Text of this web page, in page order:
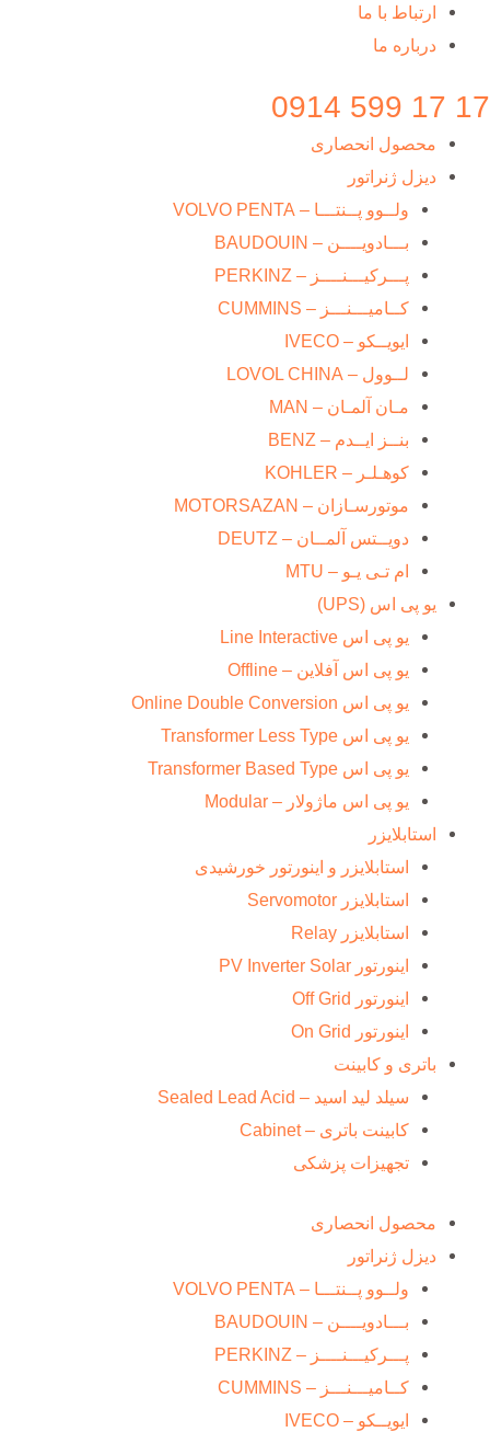
ارتباط با ما
درباره ما
17 17 599 0914
محصول انحصاری
دیزل ژنراتور
ولــوو پــنتـــا – VOLVO PENTA
بـــادویــــن – BAUDOUIN
پـــرکیـــنــــز – PERKINZ
کــامیـــنـــز – CUMMINS
ایویــکو – IVECO
لــوول – LOVOL CHINA
مـان آلمـان – MAN
بنــز ایــدم – BENZ
کوهـلـر – KOHLER
موتورسـازان – MOTORSAZAN
دویــتس آلمــان – DEUTZ
ام تـی یـو – MTU
یو پی اس (UPS)
یو پی اس Line Interactive
یو پی اس آفلاین – Offline
یو پی اس Online Double Conversion
یو پی اس Transformer Less Type
یو پی اس Transformer Based Type
یو پی اس ماژولار – Modular
استابلایزر
استابلایزر و اینورتور خورشیدی
استابلایزر Servomotor
استابلایزر Relay
اینورتور PV Inverter Solar
اینورتور Off Grid
اینورتور On Grid
باتری و کابینت
سیلد لید اسید – Sealed Lead Acid
کابینت باتری – Cabinet
تجهیزات پزشکی
محصول انحصاری
دیزل ژنراتور
ولــوو پــنتـــا – VOLVO PENTA
بـــادویــــن – BAUDOUIN
پـــرکیـــنــــز – PERKINZ
کــامیـــنـــز – CUMMINS
ایویــکو – IVECO